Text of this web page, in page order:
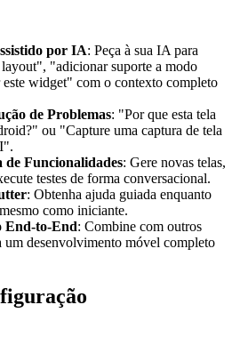
por IA: Peça à sua IA para
"adicionar suporte a modo
widget" com o contexto completo
de Problemas: "Por que esta tela
ou "Capture uma captura de tela
Funcionalidades: Gere novas telas,
testes de forma conversacional.
: Obtenha ajuda guiada enquanto
como iniciante.
End-to-End: Combine com outros
um desenvolvimento móvel completo